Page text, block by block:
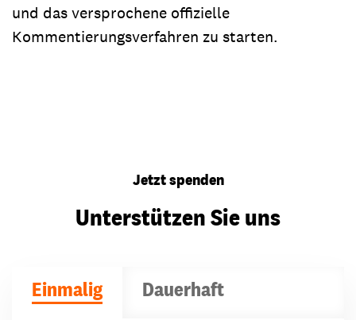
und das versprochene offizielle
Kommentierungsverfahren zu starten.
Jetzt spenden
Unterstützen Sie uns
Einmalig Dauerhaft